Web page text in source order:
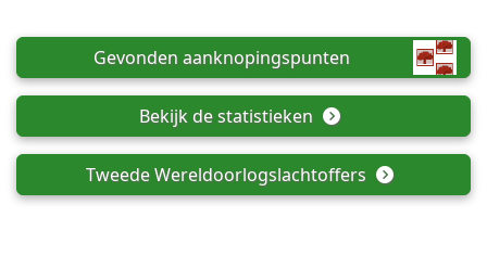
Gevonden aanknopingspunten
Bekijk de statistieken
Tweede Wereldoorlogslachtoffers